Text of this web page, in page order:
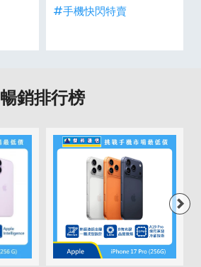
#手機快閃特賣
暢銷排行榜